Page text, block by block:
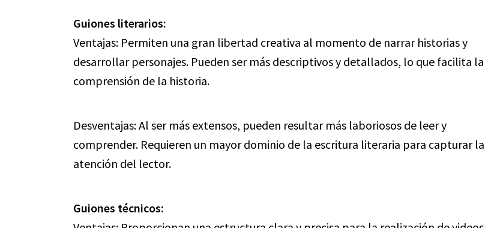
Guiones literarios:
Ventajas: Permiten una gran libertad creativa al momento de narrar historias y
desarrollar personajes. Pueden ser más descriptivos y detallados, lo que facilita la
comprensión de la historia.
Desventajas: Al ser más extensos, pueden resultar más laboriosos de leer y
comprender. Requieren un mayor dominio de la escritura literaria para capturar la
atención del lector.
Guiones técnicos: